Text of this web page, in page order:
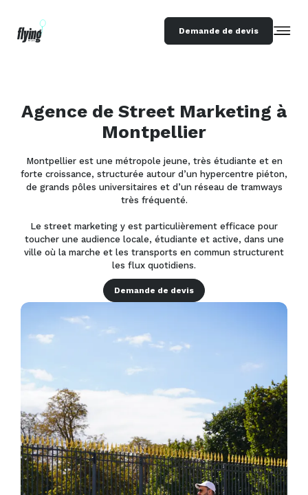
Demande de devis
Agence de Street Marketing à
Montpellier
Montpellier est une métropole jeune, très étudiante et en
forte croissance, structurée autour d’un hypercentre piéton,
de grands pôles universitaires et d’un réseau de tramways
très fréquenté.
Le street marketing y est particulièrement efficace pour
toucher une audience locale, étudiante et active, dans une
ville où la marche et les transports en commun structurent
les flux quotidiens.
Demande de devis